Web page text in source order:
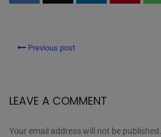
Previous post
LEAVE A COMMENT
Your email address will not be published.